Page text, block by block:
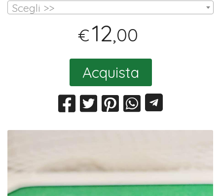
Scegli >>
€12,00
Acquista